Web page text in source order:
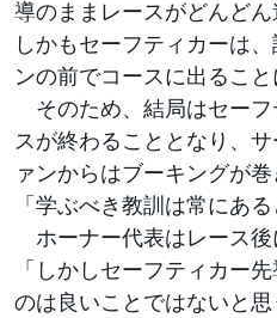
導のままレースがどんどん
しかもセーフティカーは
ンの前でコースに出ること
そのため、結局はセー
スが終わることとなり、
ァンからはブーキングが巻
「学ぶべき教訓は常にある
ホーナー代表はレース後
「しかしセーフティカー
のは良いことではないと